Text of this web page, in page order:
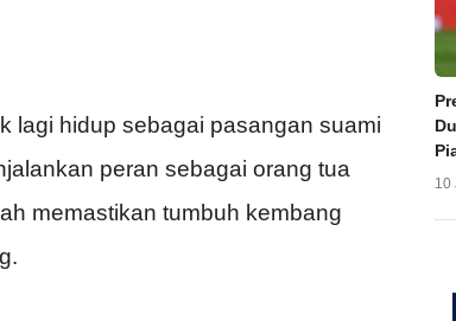
lagi hidup sebagai pasangan suami
peran sebagai orang tua
memastikan tumbuh kembang
10